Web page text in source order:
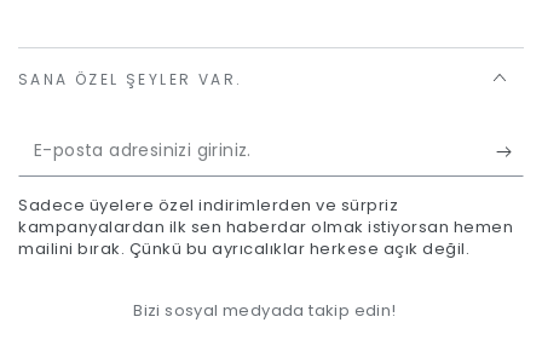
SANA ÖZEL ŞEYLER VAR.
E-
posta
adresinizi
giriniz.
Sadece üyelere özel indirimlerden ve sürpriz
kampanyalardan ilk sen haberdar olmak istiyorsan hemen
mailini bırak. Çünkü bu ayrıcalıklar herkese açık değil.
Bizi sosyal medyada takip edin!